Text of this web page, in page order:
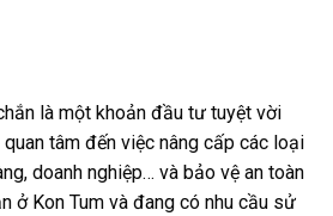
là một khoản đầu tư tuyệt vời
tâm đến việc nâng cấp các loại
doanh nghiệp… và bảo vệ an toàn
ở Kon Tum và đang có nhu cầu sử